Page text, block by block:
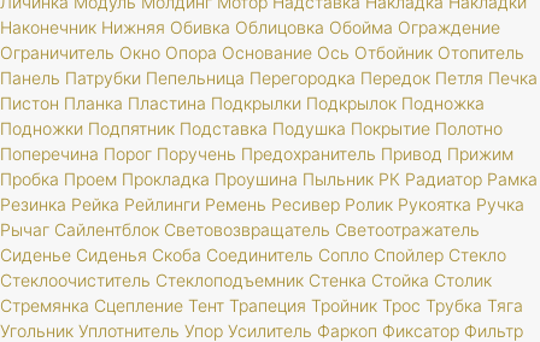
Наконечник Нижняя Обивка Облицовка Обойма Ограждение
Ограничитель Окно Опора Основание Ось Отбойник Отопитель
Панель Патрубки Пепельница Перегородка Передок Петля Печка
Пистон Планка Пластина Подкрылки Подкрылок Подножка
Подножки Подпятник Подставка Подушка Покрытие Полотно
Поперечина Порог Поручень Предохранитель Привод Прижим
Пробка Проем Прокладка Проушина Пыльник РК Радиатор Рамка
Резинка Рейка Рейлинги Ремень Ресивер Ролик Рукоятка Ручка
Рычаг Сайлентблок Световозвращатель Светоотражатель
Сиденье Сиденья Скоба Соединитель Сопло Спойлер Стекло
Стеклоочиститель Стеклоподъемник Стенка Стойка Столик
Стремянка Сцепление Тент Трапеция Тройник Трос Трубка Тяга
Угольник Уплотнитель Упор Усилитель Фаркоп Фиксатор Фильтр